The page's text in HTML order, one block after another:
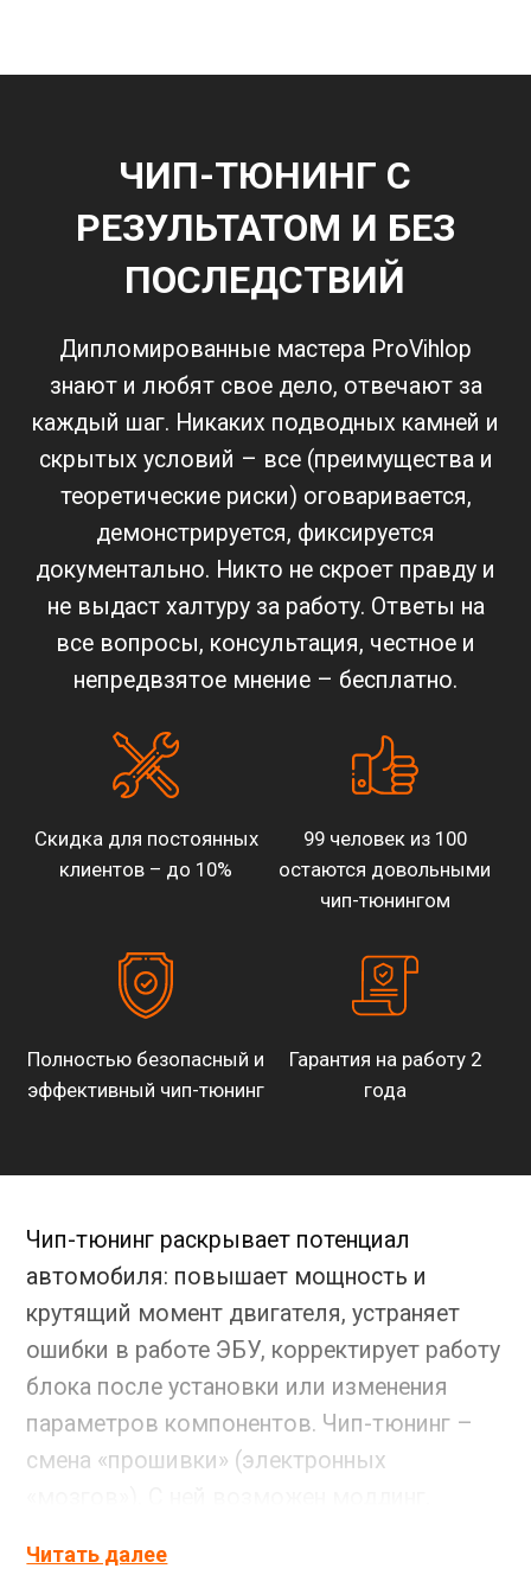
ЧИП-ТЮНИНГ С
РЕЗУЛЬТАТОМ И БЕЗ
ПОСЛЕДСТВИЙ
Дипломированные мастера ProVihlop
знают и любят свое дело, отвечают за
каждый шаг. Никаких подводных камней и
скрытых условий – все (преимущества и
теоретические риски) оговаривается,
демонстрируется, фиксируется
документально. Никто не скроет правду и
не выдаст халтуру за работу. Ответы на
все вопросы, консультация, честное и
непредвзятое мнение – бесплатно.
Скидка для постоянных
клиентов – до 10%
99 человек из 100
остаются довольными
чип-тюнингом
Полностью безопасный и
эффективный чип-тюнинг
Гарантия на работу 2
года
Чип-тюнинг раскрывает потенциал
автомобиля: повышает мощность и
крутящий момент двигателя, устраняет
ошибки в работе ЭБУ, корректирует работу
блока после установки или изменения
параметров компонентов. Чип-тюнинг –
смена «прошивки» (электронных
улучшение ходовых характеристики.
Читать далее